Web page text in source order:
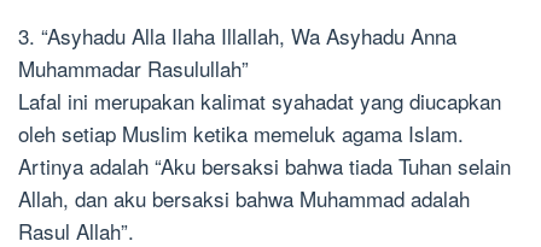
3. “Asyhadu Alla Ilaha Illallah, Wa Asyhadu Anna
Muhammadar Rasulullah”
Lafal ini merupakan kalimat syahadat yang diucapkan
oleh setiap Muslim ketika memeluk agama Islam.
Artinya adalah “Aku bersaksi bahwa tiada Tuhan selain
Allah, dan aku bersaksi bahwa Muhammad adalah
Rasul Allah”.